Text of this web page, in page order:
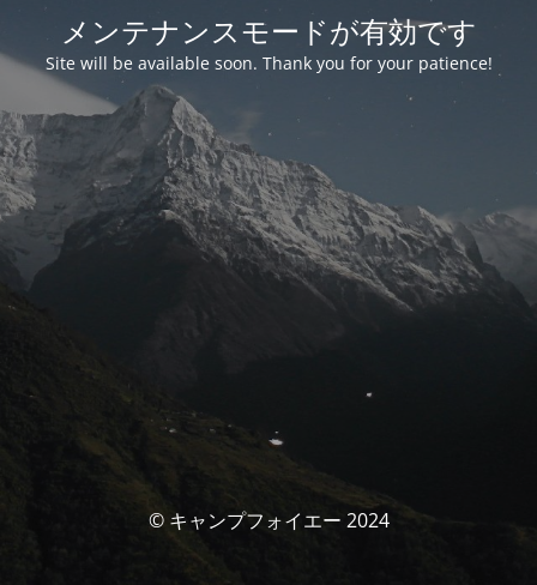
メンテナンスモードが有効です
Site will be available soon. Thank you for your patience!
© キャンプフォイエー 2024